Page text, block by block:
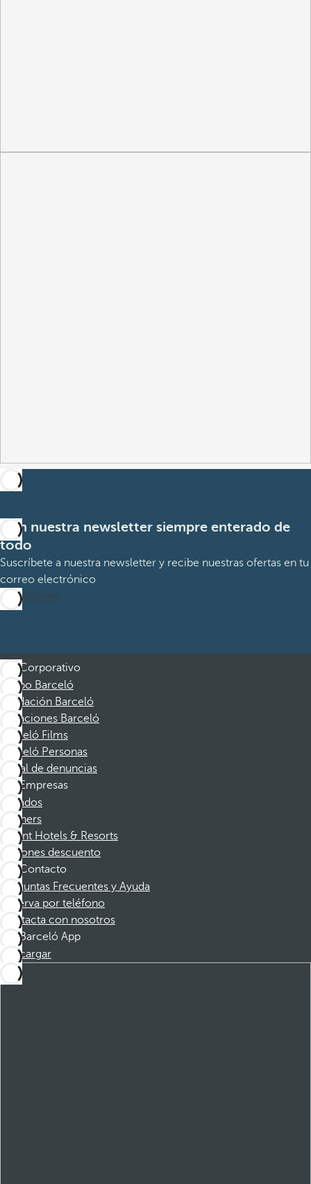
Con nuestra newsletter siempre enterado de
todo
Suscríbete a nuestra newsletter y recibe nuestras ofertas en tu
correo electrónico
Suscribirme
Corporativo
Grupo Barceló
Fundación Barceló
Vacaciones Barceló
Barceló Films
Barceló Personas
Canal de denuncias
Empresas
Afiliados
Partners
Dorint Hotels & Resorts
Cupones descuento
Contacto
Preguntas Frecuentes y Ayuda
Reserva por teléfono
Contacta con nosotros
Barceló App
Descargar